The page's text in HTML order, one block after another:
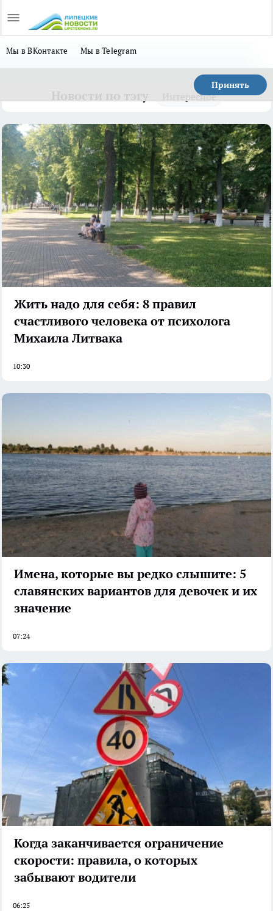
Мы в ВКонтакте Мы в Telegram
Принять
Интересное
Жить надо для себя: 8 правил
счастливого человека от психолога
Михаила Литвака
10:30
Имена, которые вы редко слышите: 5
славянских вариантов для девочек и их
значение
07:24
Когда заканчивается ограничение
скорости: правила, о которых
забывают водители
06:25